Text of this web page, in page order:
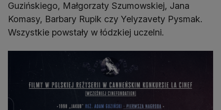
Guzińskiego, Małgorzaty Szumowskiej, Jana
Komasy, Barbary Rupik czy Yelyzavety Pysmak.
Wszystkie powstały w łódzkiej uczelni.